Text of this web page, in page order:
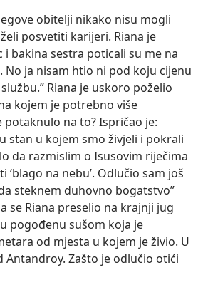
obitelji nikako nisu mogli
posvetiti karijeri. Riana je
i bakina sestra poticali su me na
No ja nisam htio ni pod koju cijenu
Riana je uskoro poželio
kojem je potrebno više
potaknulo na to? Ispričao je:
stan u kojem smo živjeli i pokrali
da razmislim o Isusovim riječima
na nebu’. Odlučio sam još
steknem duhovno bogatstvo”
se Riana preselio na krajnji jug
pogođenu sušom koja je
od mjesta u kojem je živio. U
Zašto je odlučio otići